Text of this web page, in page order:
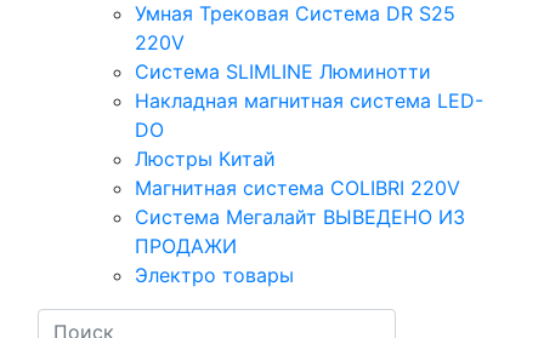
Умная Трековая Система DR S25
220V
Система SLIMLINE Люминотти
Накладная магнитная система LED-
DO
Люстры Китай
Магнитная система COLIBRI 220V
Система Мегалайт ВЫВЕДЕНО ИЗ
ПРОДАЖИ
Электро товары